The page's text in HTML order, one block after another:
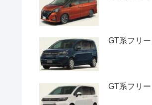
GT系フリ
GT系フリ